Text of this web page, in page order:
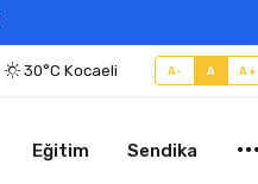
30°C Kocaeli A- A A+
Eğitim Sendika